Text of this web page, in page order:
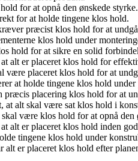
for at opnå den ønskede styrke.
for at holde tingene klos hold.
præcist klos hold for at undgå
klos hold under
hold for at sikre en solid
alt er placeret klos hold for
være placeret klos hold for at
at holde tingene klos hold under
præcis placering klos hold for at
at alt skal være sat klos hold i
være klos hold for at opnå den
alt er placeret klos hold inden
tingene klos hold under
alt er placeret klos hold efter